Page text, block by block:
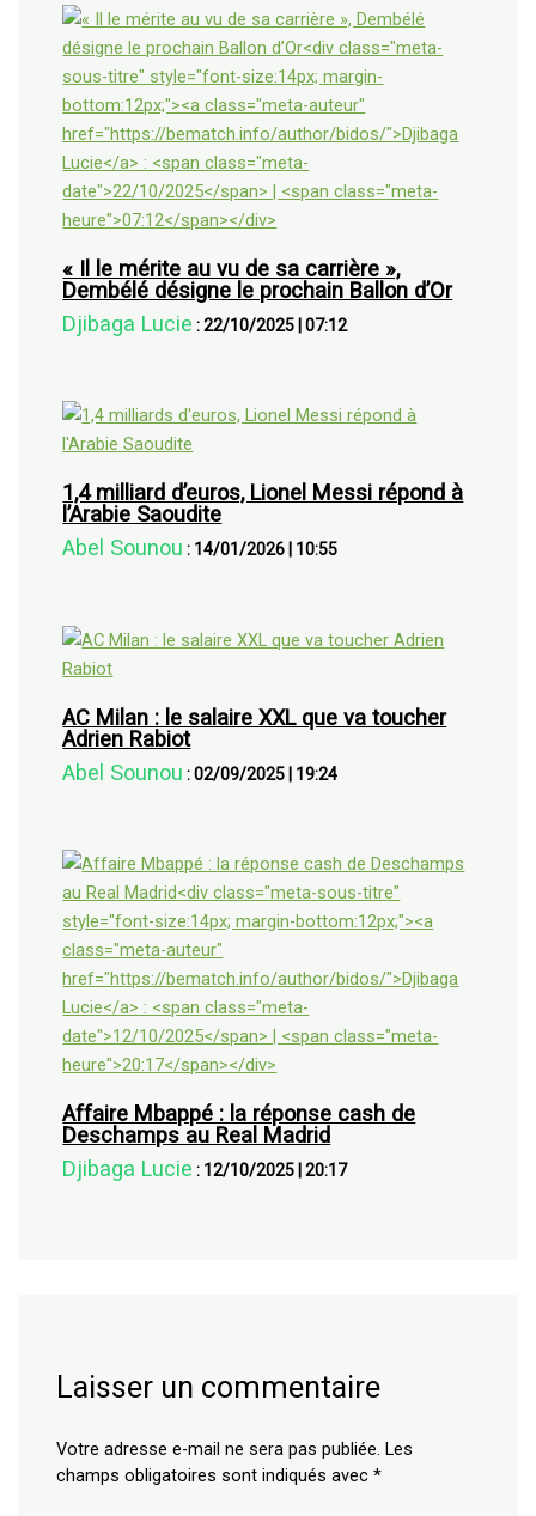
« Il le mérite au vu de sa carrière »,
Dembélé désigne le prochain Ballon d’Or
Djibaga Lucie :22/10/2025 |07:12
1,4 milliard d’euros, Lionel Messi répond à
l’Arabie Saoudite
Abel Sounou : 14/01/2026 10:55
AC Milan : le salaire XXL que va toucher
Adrien Rabiot
Abel Sounou :02/09/2025 19:24
Affaire Mbappé : la réponse cash de
Deschamps au Real Madrid
Djibaga Lucie : 12/10/2025 |20:17
Laisser un commentaire
Votre adresse e-mail ne sera pas publiée. Les
champs obligatoires sont indiqués avec*